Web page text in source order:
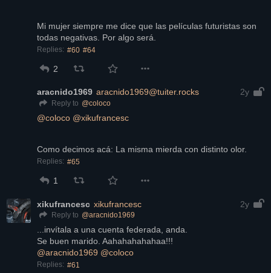
Mi mujer siempre me dice que las películas futuristas son
todas negativas. Por algo será.
Replies: #60 #64
2
aracnido1969 aracnido1969@tuiter.rocks 2y
Reply to @coloco
@coloco @xikufrancesc
Como decimos acá: La misma mierda con distinto olor.
Replies: #65
1
xikufrancesc xikufrancesc 2y
Reply to @aracnido1969
...invítala a una cuenta federada, anda.
Se buen marido. Aahahahahahaa!!!
@aracnido1969 @coloco
Replies: #61